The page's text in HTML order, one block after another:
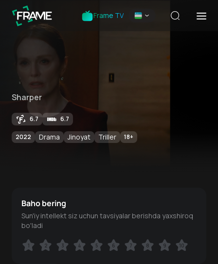
Frame TV
Sharper
6.7 6.7
2022 Drama Jinoyat Triller 18+
Baho bering
Sun'iy intellekt siz uchun tavsiyalar berishda yaxshiroq
bo'ladi
1 2 3 4 5 6 7 8 9 10
1 2 3 4 5 6 7 8 9 10